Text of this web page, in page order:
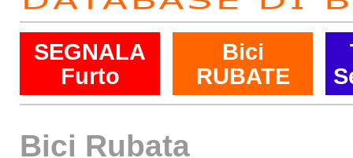
SEGNALA
Furto
Bici
RUBATE
Bici Rubata